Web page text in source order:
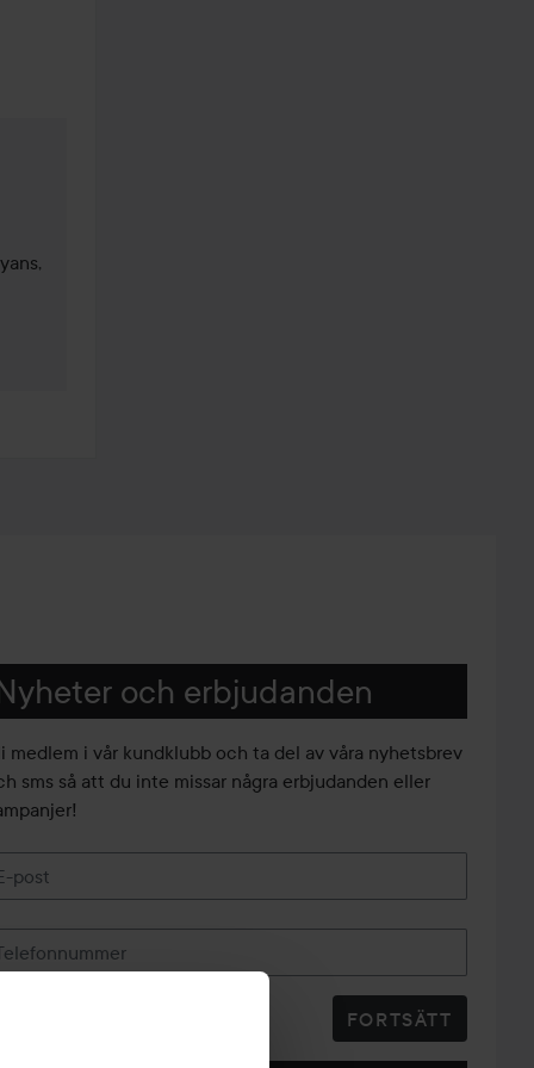
och erbjudanden
medlem i vår kundklubb och ta del av våra nyhetsbrev
sms så att du inte missar några erbjudanden eller
post
FORTSÄTT